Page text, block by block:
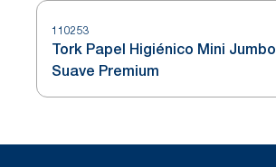
110253
Tork Papel Higiénico Mini Jumbo
Suave Premium